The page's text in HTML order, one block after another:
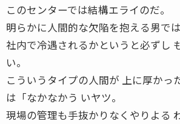
このセンターでは結構エライのだ。
明らかに人間的な欠陥を抱える男で
社内で冷遇されるかというと必ずし
い。
こういうタイプの人間が 上に厚かっ
は「なかなかう いヤツ。
現場の管理も手抜かりなくやりよる